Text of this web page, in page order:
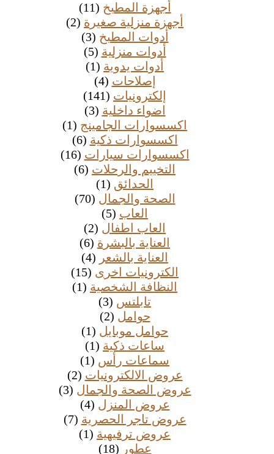
أجهزة المطبخ (11)
أجهزة منزلية صغيرة (2)
أدوات المطبخ (3)
أدوات منزلية (5)
أدوات يدوية (1)
إصلاحات (4)
إلكترونيات (141)
اضواء داخلية (3)
اكسسوارات الجامينج (1)
اكسسوارات ذكية (6)
اكسسوارات سيارات (16)
التخييم والرحلات (6)
الحدائق (1)
الصحة والجمال (70)
العاب (5)
العاب اطفال (2)
العناية بالبشرة (6)
العناية بالشعر (4)
الكترونيات اخرى (15)
النظافة الشخصية (1)
تابلتس (3)
حوامل (2)
حوامل موبايل (1)
ساعات ذكية (1)
سماعات رأس (1)
عروض الالكترونيات (2)
عروض الصحة والجمال (3)
عروض المنزل (4)
عروض تاجر الحصرية (7)
عروض ترفيهية (1)
عطور (18)